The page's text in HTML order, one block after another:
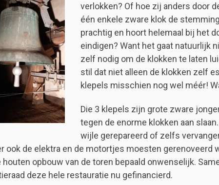
verlokken? Of hoe zij anders door
één enkele zware klok de
prachtig en hoort helemaal bij het
eindigen? Want het gaat natuurlijk
zelf nodig om de klokken te laten
stil dat niet alleen de klokken zelf
klepels misschien nog wel méér!
Die 3 klepels zijn grote zware
tegen de enorme klokken aan
wijle gerepareerd of zelfs
ook de elektra en de motortjes moesten gerenoveerd
houten opbouw van de toren bepaald onwenselijk.
deze hele restauratie nu gefinancierd.